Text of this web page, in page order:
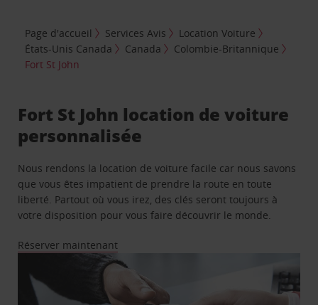
Page d'accueil Services Avis
Location Voiture
États-Unis Canada
Canada
Colombie-Britannique
Fort St John
Fort St John location de voiture
personnalisée
Nous rendons la location de voiture facile car nous savons
que vous êtes impatient de prendre la route en toute
liberté. Partout où vous irez, des clés seront toujours à
votre disposition pour vous faire découvrir le monde.
Réserver maintenant